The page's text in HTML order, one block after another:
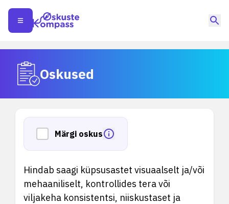
Oskused
Märgi oskus
Hindab saagi küpsusastet visuaalselt ja/või
mehaaniliselt, kontrollides tera või
viljakeha konsistentsi, niiskustaset ja